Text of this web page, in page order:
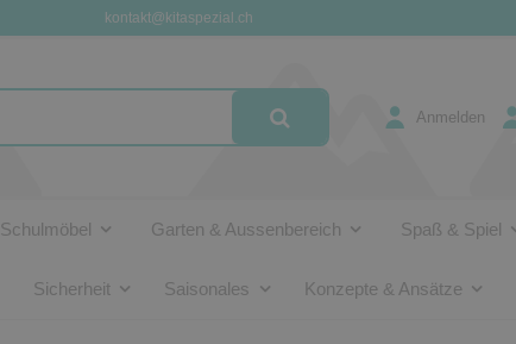
kontakt@kitaspezial.ch
Anmelden
Schulmöbel Garten & Aussenbereich Spaß & Spiel
Sicherheit Saisonales Konzepte & Ansätze